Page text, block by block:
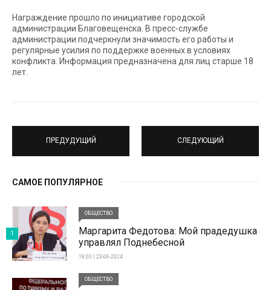
Награждение прошло по инициативе городской
администрации Благовещенска. В пресс-службе
администрации подчеркнули значимость его работы и
регулярные усилия по поддержке военных в условиях
конфликта. Информация предназначена для лиц старше 18
лет.
ПРЕДУДУЩИЙ СЛЕДУЮЩИЙ
САМОЕ ПОПУЛЯРНОЕ
ОБЩЕСТВО
Маргарита Федотова: Мой прадедушка
управлял Поднебесной
18:03 | 23-06-2024
1
ОБЩЕСТВО